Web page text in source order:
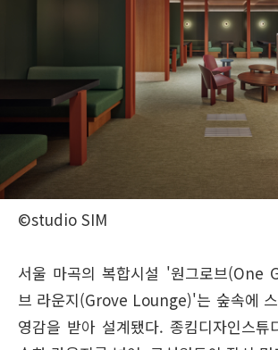
©studio SIM
서울 마곡의 복합시설 '원그로브(One
브 라운지(Grove Lounge)'는 숲속에
영감을 받아 설계됐다. 종킴디자인스튜